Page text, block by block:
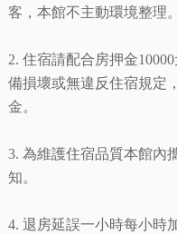
客，本館不主動環境整理。
2. 住宿請配合房押金
備損壞或無違反住宿規定
金。
3. 為維護住宿品質本館內
知。
4. 退房延誤一小時每小時